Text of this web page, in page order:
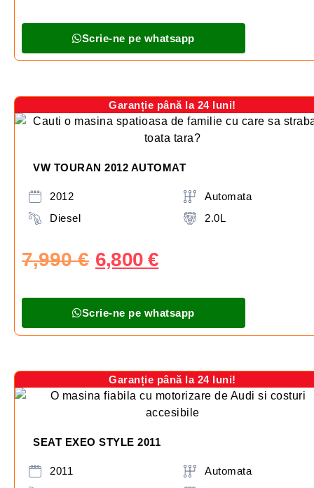
Scrie-ne pe whatsapp
Garanție până la 24 luni!
VW TOURAN 2012 AUTOMAT
2012
Diesel
Automata
2.0L
7,990€ 6,800€
Scrie-ne pe whatsapp
Garanție până la 24 luni!
SEAT EXEO STYLE 2011
2011
Automata